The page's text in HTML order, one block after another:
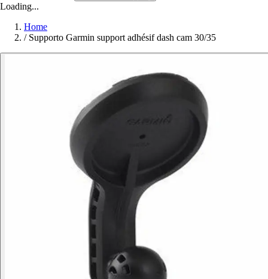
Loading...
Home
/ Supporto Garmin support adhésif dash cam 30/35